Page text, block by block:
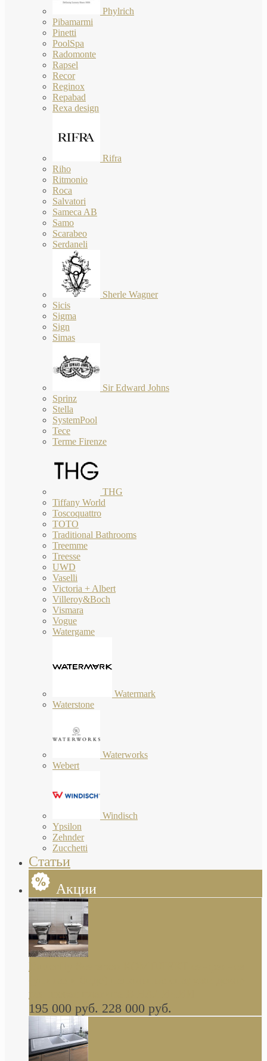
Phylrich
Pibamarmi
Pinetti
PoolSpa
Radomonte
Rapsel
Recor
Reginox
Repabad
Rexa design
Rifra
Riho
Ritmonio
Roca
Salvatori
Sameca AB
Samo
Scarabeo
Serdaneli
Sherle Wagner
Sicis
Sigma
Sign
Simas
Sir Edward Johns
Sprinz
Stella
SystemPool
Tece
Terme Firenze
THG
Tiffany World
Toscoquattro
TOTO
Traditional Bathrooms
Treemme
Treesse
UWD
Vaselli
Victoria + Albert
Villeroy&Boch
Vismara
Vogue
Watergame
Watermark
Waterstone
Waterworks
Webert
Windisch
Ypsilon
Zehnder
Zucchetti
Статьи
Акции
Butterfly Scarabeo КОМПЛЕКТ санфаянса
глянцевая платина В НАЛИЧИИ
195 000 руб. 228 000 руб.